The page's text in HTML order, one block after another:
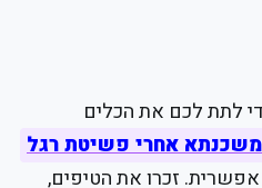
לתת לכם את הכלים
אחרי פשיטת רגל
זכרו את הטיפים,